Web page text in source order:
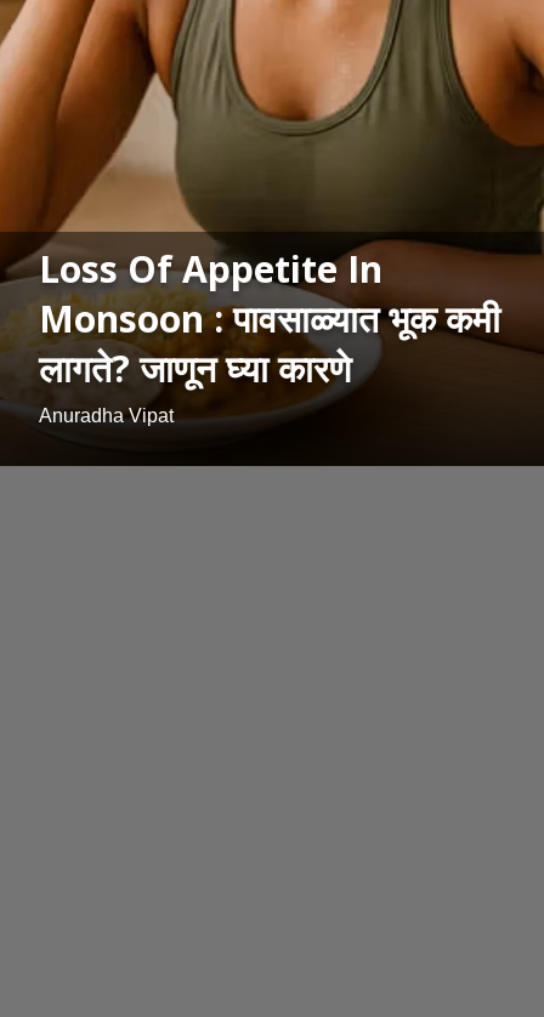
Loss Of Appetite In
Monsoon : पावसाळ्यात भूक कमी
लागते? जाणून घ्या कारणे
Anuradha Vipat